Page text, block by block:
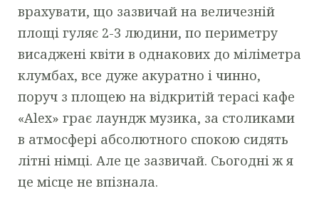
врахувати, що зазвичай на величезній
площі гуляє 2-3 людини, по периметру
висаджені квіти в однакових до міліметра
клумбах, все дуже акуратно і чинно,
поруч з площею на відкритій терасі кафе
«Alex» грає лаундж музика, за столиками
в атмосфері абсолютного спокою сидять
літні німці. Але це зазвичай. Сьогодні ж я
це місце не впізнала.